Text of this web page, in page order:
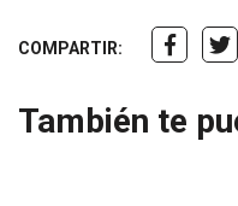
COMPARTIR:
También te